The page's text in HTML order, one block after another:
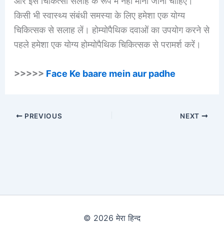
किसी भी स्वास्थ्य संबंधी समस्या के लिए हमेशा एक योग्य
चिकित्सक से सलाह लें। होम्योपैथिक दवाओं का उपयोग करने से
पहले हमेशा एक योग्य होम्योपैथिक चिकित्सक से परामर्श करें।
>>>>> Face Ke baare mein aur padhe
PREVIOUS NEXT
© 2026 मेरा हिन्द